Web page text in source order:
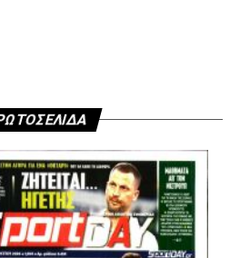
σημασία για εμάς και
απο αυτά τα ιερά γράμματα.